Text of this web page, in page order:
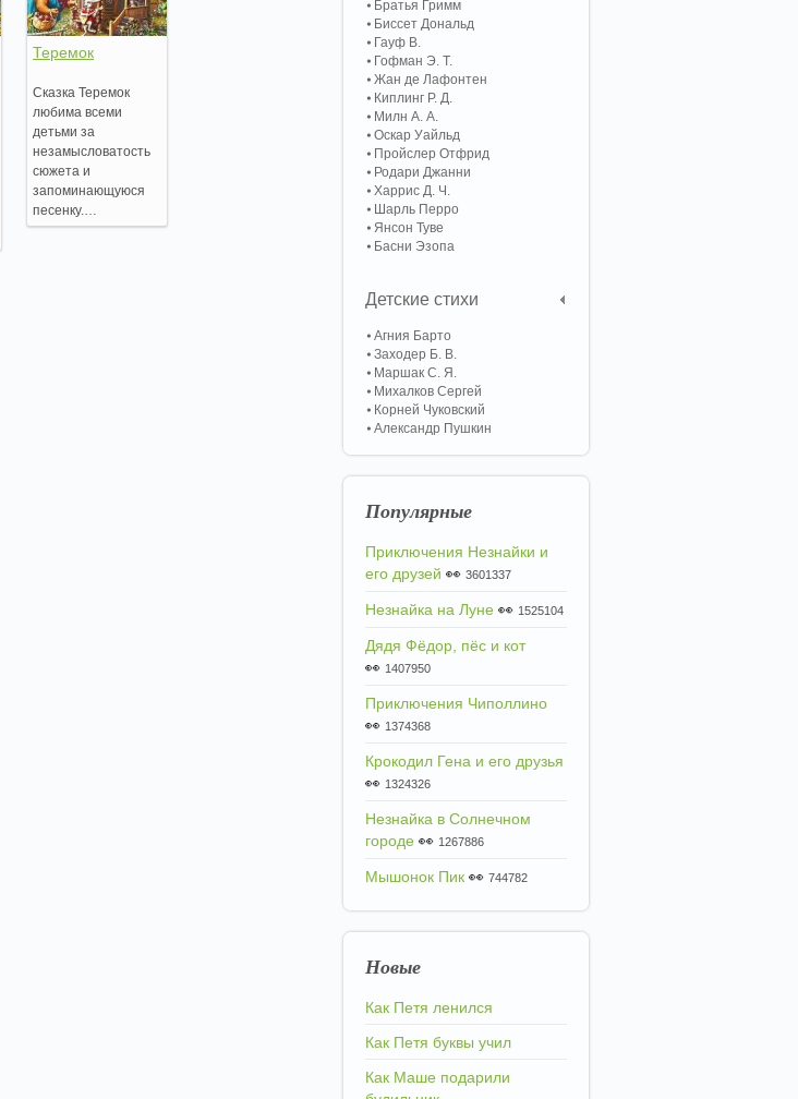
Теремок
Сказка Теремок
любима всеми
детьми за
незамысловатость
сюжета и
запоминающуюся
песенку.…
Братья Гримм
Биссет Дональд
Гауф В.
Гофман Э. Т.
Жан де Лафонтен
Киплинг Р. Д.
Милн А. А.
Оскар Уайльд
Пройслер Отфрид
Родари Джанни
Харрис Д. Ч.
Шарль Перро
Янсон Туве
Басни Эзопа
Детские стихи
Агния Барто
Заходер Б. В.
Маршак С. Я.
Михалков Сергей
Корней Чуковский
Александр Пушкин
Популярные
Приключения Незнайки и
его друзей 👀 3601337
Незнайка на Луне 👀 1525104
Дядя Фёдор, пёс и кот
👀 1407950
Приключения Чиполлино
👀 1374368
Крокодил Гена и его друзья
👀 1324326
Незнайка в Солнечном
городе 👀 1267886
Мышонок Пик 👀 744782
Новые
Как Петя ленился
Как Петя буквы учил
Как Маше подарили